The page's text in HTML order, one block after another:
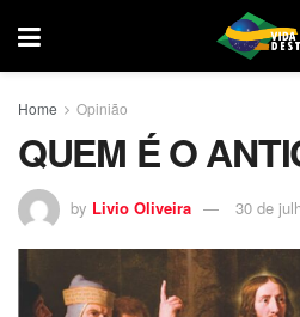
Home Opinião
QUEM É O
by Livio Oliveira 30 de